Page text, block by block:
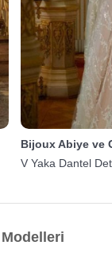
Bijoux Abiye ve
V Yaka Dantel